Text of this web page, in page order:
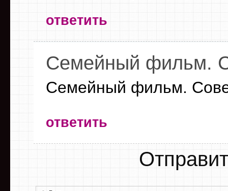
ответить
Семейный фильм.
Семейный фильм.
ответить